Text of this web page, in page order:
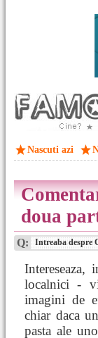
Nascuti azi
doua
Q: Intreaba despre
localnici -
imagini de
chiar daca
pasta ale